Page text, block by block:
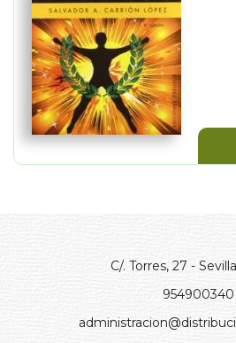
C/. Torres, 27 -
954900340